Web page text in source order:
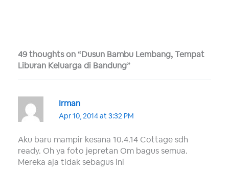
49 thoughts on “Dusun Bambu Lembang, Tempat
Liburan Keluarga di Bandung”
Irman
Apr 10, 2014 at 3:32 PM
Aku baru mampir kesana 10.4.14 Cottage sdh
ready. Oh ya foto jepretan Om bagus semua.
Mereka aja tidak sebagus ini